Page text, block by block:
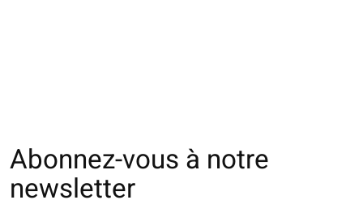
Abonnez-vous à notre
newsletter